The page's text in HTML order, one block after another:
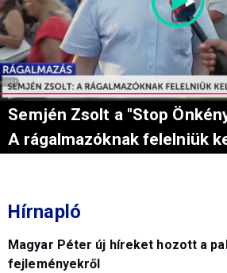
Semjén Zsolt a "Stop
A rágalmazóknak felelniük
Hírnapló
Magyar Péter új híreket hozott a
fejleményekről